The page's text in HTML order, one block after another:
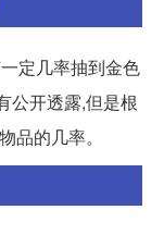
定几率抽到金色
公开透露,但是根
品的几率。